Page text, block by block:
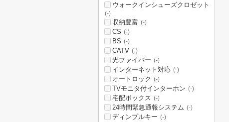
ウォークインシューズクロゼット
(-)
収納豊富 (-)
CS (-)
BS (-)
CATV (-)
光ファイバー (-)
インターネット対応 (-)
オートロック (-)
TVモニタ付インターホン (-)
宅配ボックス (-)
24時間緊急通報システム (-)
ディンプルキー (-)